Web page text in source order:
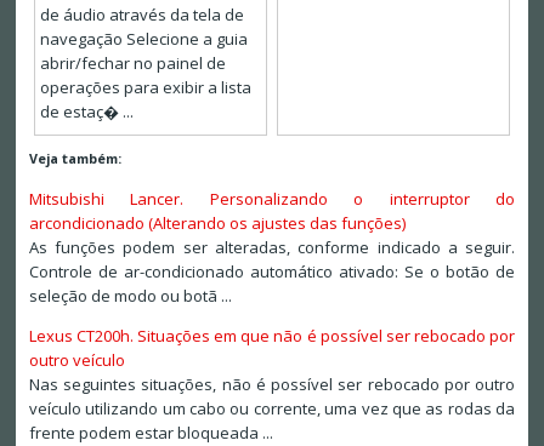
de áudio através da tela de
navegação Selecione a guia
abrir/fechar no painel de
operações para exibir a lista
de estaç� ...
Veja também:
Mitsubishi Lancer. Personalizando o interruptor do
arcondicionado (Alterando os ajustes das funções)
As funções podem ser alteradas, conforme indicado a seguir.
Controle de ar-condicionado automático ativado: Se o botão de
seleção de modo ou botã ...
Lexus CT200h. Situações em que não é possível ser rebocado por
outro veículo
Nas seguintes situações, não é possível ser rebocado por outro
veículo utilizando um cabo ou corrente, uma vez que as rodas da
frente podem estar bloqueada ...